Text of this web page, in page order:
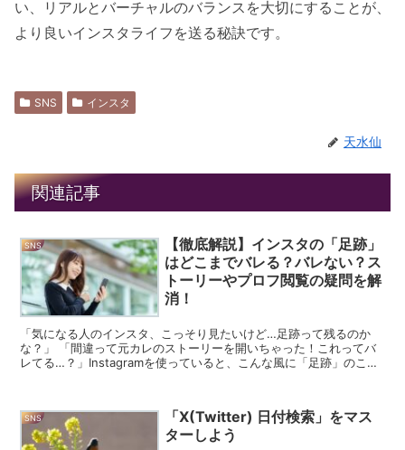
い、リアルとバーチャルのバランスを大切にすることが、
より良いインスタライフを送る秘訣です。
SNS インスタ
天水仙
関連記事
SNS
【徹底解説】インスタの「足跡」
はどこまでバレる？バレない？ス
トーリーやプロフ閲覧の疑問を解
消！
「気になる人のインスタ、こっそり見たいけど…足跡って残るのか
な？」 「間違って元カレのストーリーを開いちゃった！これってバ
レてる…？」Instagramを使っていると、こんな風に「足跡」のこと
SNS
「X(Twitter) 日付検索」をマス
ターしよう